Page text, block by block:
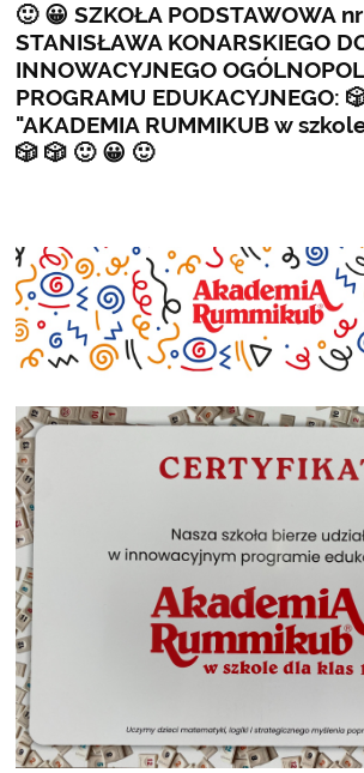
🙂 😀 SZKOŁA PODSTAWOWA
STANISŁAWA KONARSKIEGO
INNOWACYJNEGO
PROGRAMU EDUKACYJNEGO:
"AKADEMIA RUMMIKUB w
🎲 🎲 🙂 😀 🙂